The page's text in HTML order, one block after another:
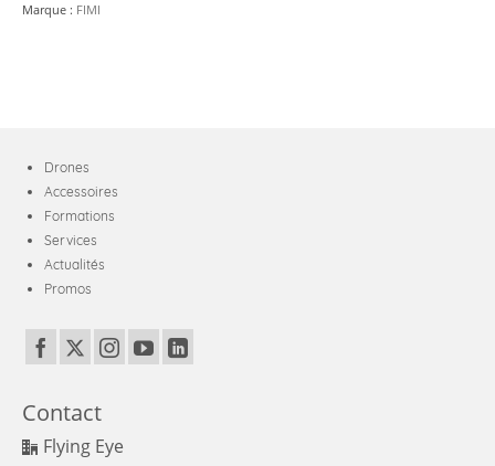
Marque : FIMI
Drones
Accessoires
Formations
Services
Actualités
Promos
Contact
Flying Eye